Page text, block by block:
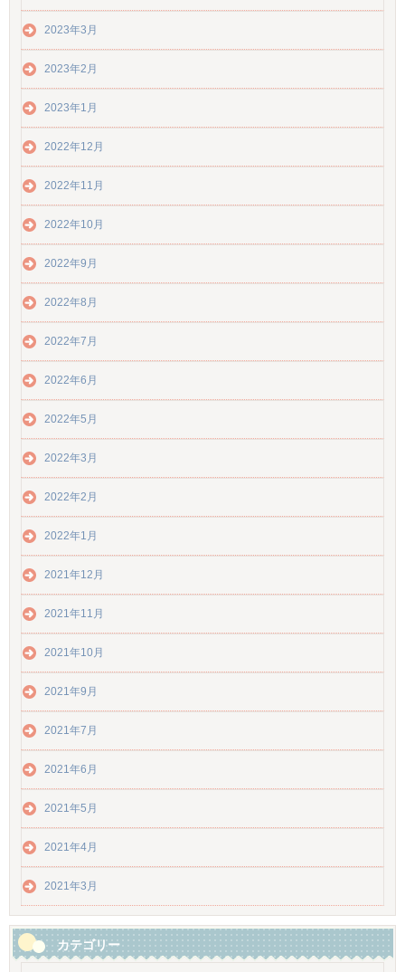
2023年3月
2023年2月
2023年1月
2022年12月
2022年11月
2022年10月
2022年9月
2022年8月
2022年7月
2022年6月
2022年5月
2022年3月
2022年2月
2022年1月
2021年12月
2021年11月
2021年10月
2021年9月
2021年7月
2021年6月
2021年5月
2021年4月
2021年3月
カテゴリー